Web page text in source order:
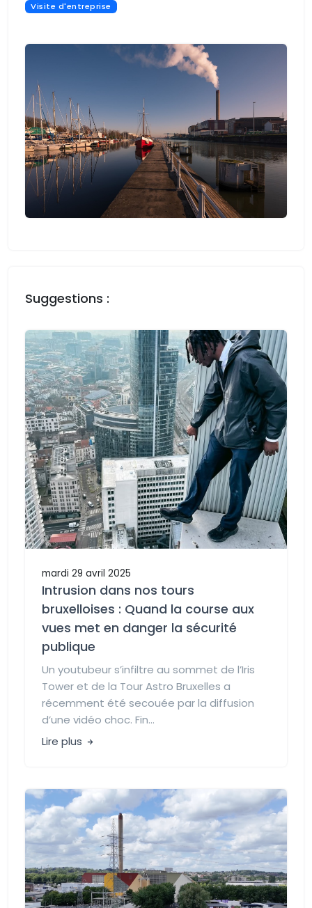
Visite d'entreprise
Suggestions :
mardi 29 avril 2025
Intrusion dans nos tours
bruxelloises : Quand la course aux
vues met en danger la sécurité
publique
Un youtubeur s’infiltre au sommet de l’Iris
Tower et de la Tour Astro Bruxelles a
récemment été secouée par la diffusion
d’une vidéo choc. Fin...
Lire plus